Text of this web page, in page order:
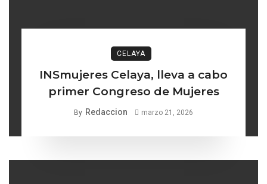
CELAYA
INSmujeres Celaya, lleva a cabo
primer Congreso de Mujeres
By Redaccion marzo 21, 2026